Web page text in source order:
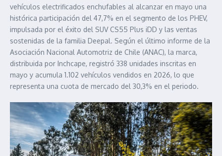
vehículos electrificados enchufables al alcanzar en mayo una
histórica participación del 47,7% en el segmento de los PHEV,
impulsada por el éxito del SUV CS55 Plus iDD y las ventas
sostenidas de la familia Deepal. Según el último informe de la
Asociación Nacional Automotriz de Chile (ANAC), la marca,
distribuida por Inchcape, registró 338 unidades inscritas en
mayo y acumula 1.102 vehículos vendidos en 2026, lo que
representa una cuota de mercado del 30,3% en el periodo.